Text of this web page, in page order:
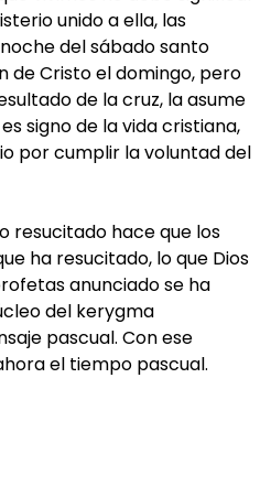
unido a ella, las
del sábado santo
de Cristo el domingo, pero
de la cruz, la asume
signo de la vida cristiana,
por cumplir la voluntad del
resucitado hace que los
ha resucitado, lo que Dios
anunciado se ha
del kerygma
pascual. Con ese
el tiempo pascual.